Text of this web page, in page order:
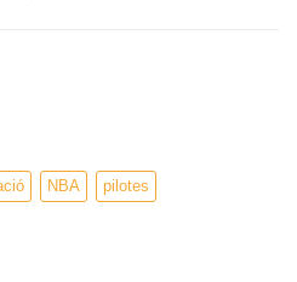
NBA pilotes